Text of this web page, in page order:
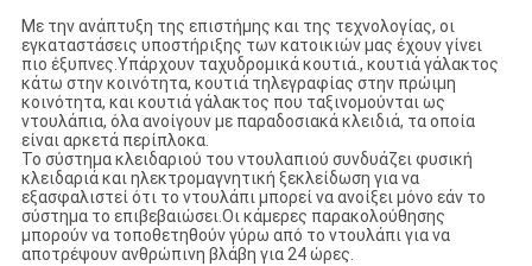
Με την ανάπτυξη της επιστήμης και της τεχνολογίας, οι
εγκαταστάσεις υποστήριξης των κατοικιών μας έχουν γίνει
πιο έξυπνες.Υπάρχουν ταχυδρομικά κουτιά., κουτιά γάλακτος
κάτω στην κοινότητα, κουτιά τηλεγραφίας στην πρώιμη
κοινότητα, και κουτιά γάλακτος που ταξινομούνται ως
ντουλάπια, όλα ανοίγουν με παραδοσιακά κλειδιά, τα οποία
είναι αρκετά περίπλοκα.
Το σύστημα κλειδαριού του ντουλαπιού συνδυάζει φυσική
κλειδαριά και ηλεκτρομαγνητική ξεκλείδωση για να
εξασφαλιστεί ότι το ντουλάπι μπορεί να ανοίξει μόνο εάν το
σύστημα το επιβεβαιώσει.Οι κάμερες παρακολούθησης
μπορούν να τοποθετηθούν γύρω από το ντουλάπι για να
αποτρέψουν ανθρώπινη βλάβη για 24 ώρες.